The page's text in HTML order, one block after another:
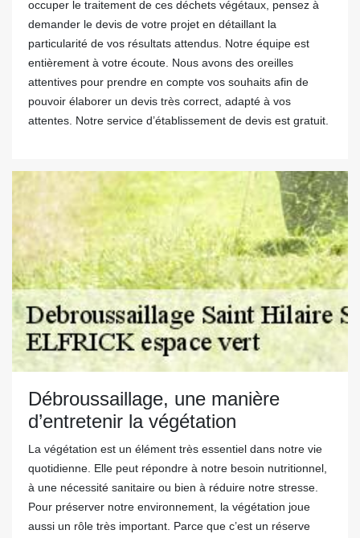
occuper le traitement de ces déchets végétaux, pensez à
demander le devis de votre projet en détaillant la
particularité de vos résultats attendus. Notre équipe est
entièrement à votre écoute. Nous avons des oreilles
attentives pour prendre en compte vos souhaits afin de
pouvoir élaborer un devis très correct, adapté à vos
attentes. Notre service d’établissement de devis est gratuit.
Débroussaillage, une manière
d’entretenir la végétation
La végétation est un élément très essentiel dans notre vie
quotidienne. Elle peut répondre à notre besoin nutritionnel,
à une nécessité sanitaire ou bien à réduire notre stresse.
Pour préserver notre environnement, la végétation joue
aussi un rôle très important. Parce que c’est un réserve